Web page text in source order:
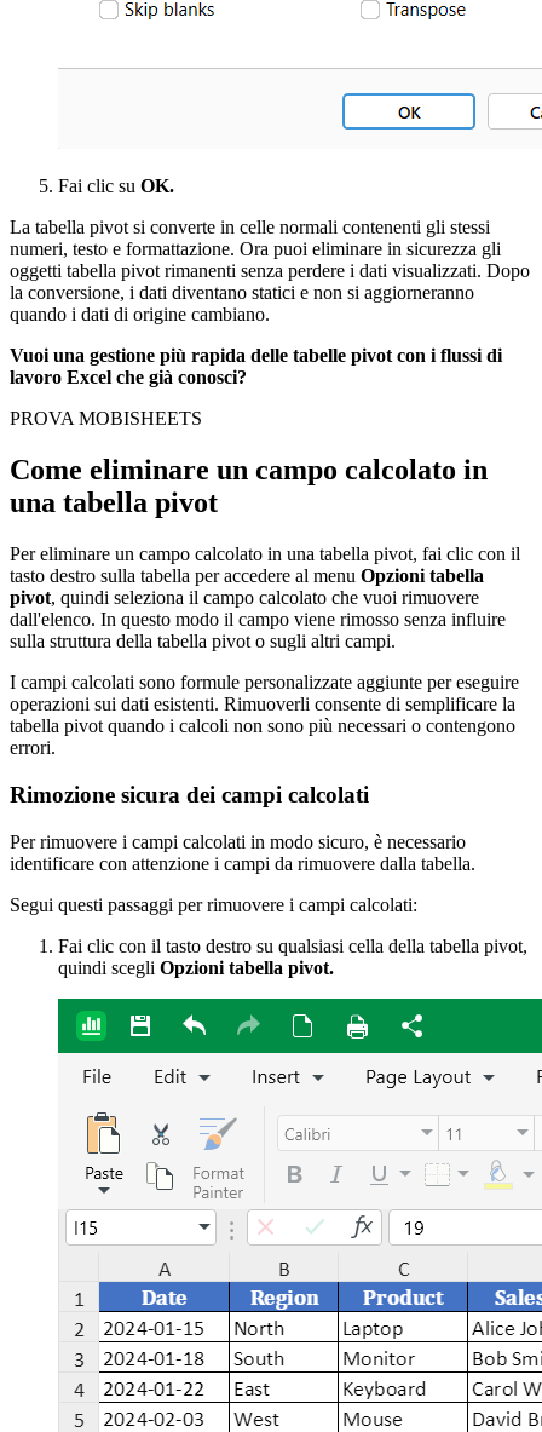
Fai clic su OK.
La tabella pivot si converte in celle normali contenenti gli stessi
numeri, testo e formattazione. Ora puoi eliminare in sicurezza gli
oggetti tabella pivot rimanenti senza perdere i dati visualizzati. Dopo
la conversione, i dati diventano statici e non si aggiorneranno
quando i dati di origine cambiano.
Vuoi una gestione più rapida delle tabelle pivot con i flussi di
lavoro Excel che già conosci?
PROVA MOBISHEETS
Come eliminare un campo calcolato in
una tabella pivot
Per eliminare un campo calcolato in una tabella pivot, fai clic con il
tasto destro sulla tabella per accedere al menu Opzioni tabella
pivot, quindi seleziona il campo calcolato che vuoi rimuovere
dall'elenco. In questo modo il campo viene rimosso senza influire
sulla struttura della tabella pivot o sugli altri campi.
I campi calcolati sono formule personalizzate aggiunte per eseguire
operazioni sui dati esistenti. Rimuoverli consente di semplificare la
tabella pivot quando i calcoli non sono più necessari o contengono
errori.
Rimozione sicura dei campi calcolati
Per rimuovere i campi calcolati in modo sicuro, è necessario
identificare con attenzione i campi da rimuovere dalla tabella.
Segui questi passaggi per rimuovere i campi calcolati:
Fai clic con il tasto destro su qualsiasi cella della tabella pivot,
quindi scegli Opzioni tabella pivot.